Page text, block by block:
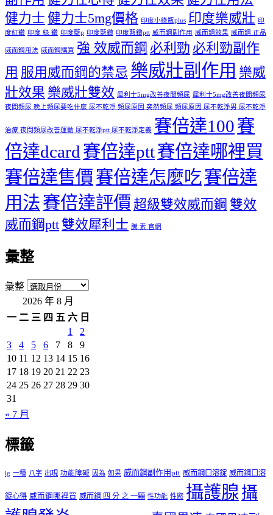
健力士 健力士5mg價格 印度小綠瓶plus 印度樂威壯 印
度紅鑽 印度 綠 鑽 印度藍p 印度藍鑽 印度藍鑽ptt 威而鋼副作用 威而鋼效果 威而鋼 正品
威而鋼用法 威而鋼購買 強 效威而鋼 必利勁 必利勁副作
用 服用威而鋼的禁忌 樂威壯副作用 樂威
壯效果 樂威壯雙效 犀利士5mg改善夜間頻尿 犀利士5mg改善夜間頻尿
夜間頻尿 晚上頻尿要吃什麼 尿不乾淨 頻尿原因 突然頻尿 頻尿原因 尿不乾淨男 尿不乾淨
治療 夜間頻尿改善運動 尿不乾淨ptt 尿不乾淨定義 賽倍達100賽
倍達dcard 賽倍達ptt賽倍達哪裡買
賽倍達售價 賽倍達怎麼吃賽倍達
用法賽倍達評價 超級雙效威而鋼 雙效
威而鋼ptt 雙效犀利士 騰 素 官網
彙整
彙整
2026 年 8 月
一 二 三 四 五 六 日
1
2
3
4 5 6 7 8
9
10 11 12 13 14 15 16
17 18 19 20 21 22 23
24 25 26 27 28 29 30
31
« 7 月
標籤
ig 一種 八字 出現 功能障礙 因為 如果 威而鋼副作用ptt 威而鋼口溶錠 威而鋼口溶
錠心得 威而鋼哪裡買 威而鋼 四 分 之 一顆 性功能 性慾 攝護腺 攝